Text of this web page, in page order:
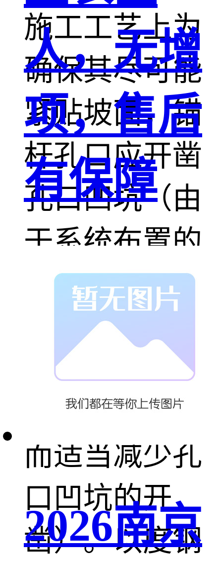
施工工艺上为
确保其尽可能
紧贴坡面，锚
杆孔口应开凿
孔口凹坑（由
于系统布置的
灵活性，常可
在允许范围内
利用低凹位置
设置锚杆，从
而适当减少孔
口凹坑的开
凿）。以度钢
人，无增
项，售后
有保障
2026南京